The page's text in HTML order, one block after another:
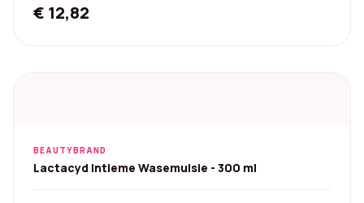
€ 12,82
BEAUTYBRAND
Lactacyd Intieme Wasemulsie - 300 ml